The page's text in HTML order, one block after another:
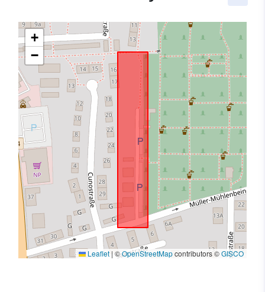
+
−
Leaflet | ©OpenStreetMapcontributors ©GISCO